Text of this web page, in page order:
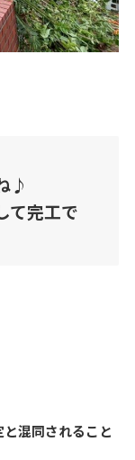
♪
て完工で
混同されること